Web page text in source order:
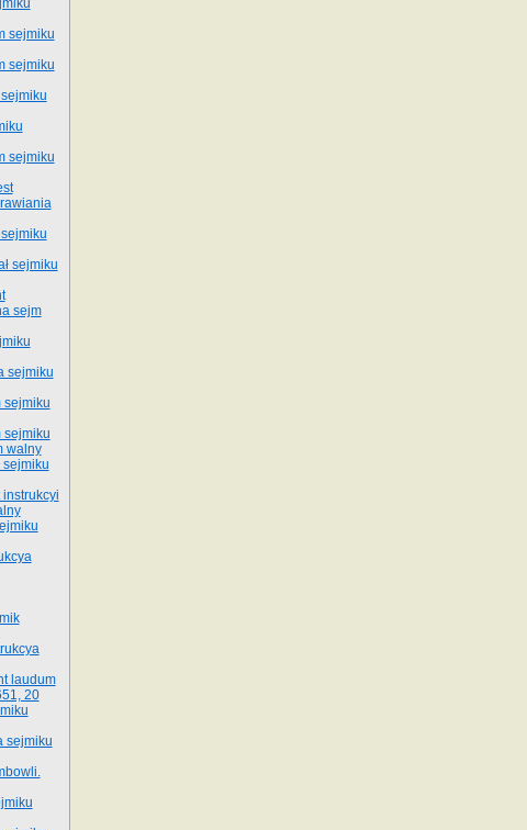
sejmiku
sejmiku
sejmiku
sejmiku
sejm
sejmiku
sejmiku
sejmiku
walny
laudum
20
sejmiku